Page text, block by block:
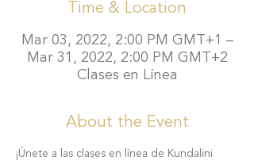
Time & Location
Mar 03, 2022, 2:00 PM GMT+1 –
Mar 31, 2022, 2:00 PM GMT+2
Clases en Línea
About the Event
¡Únete a las clases en línea de Kundalini